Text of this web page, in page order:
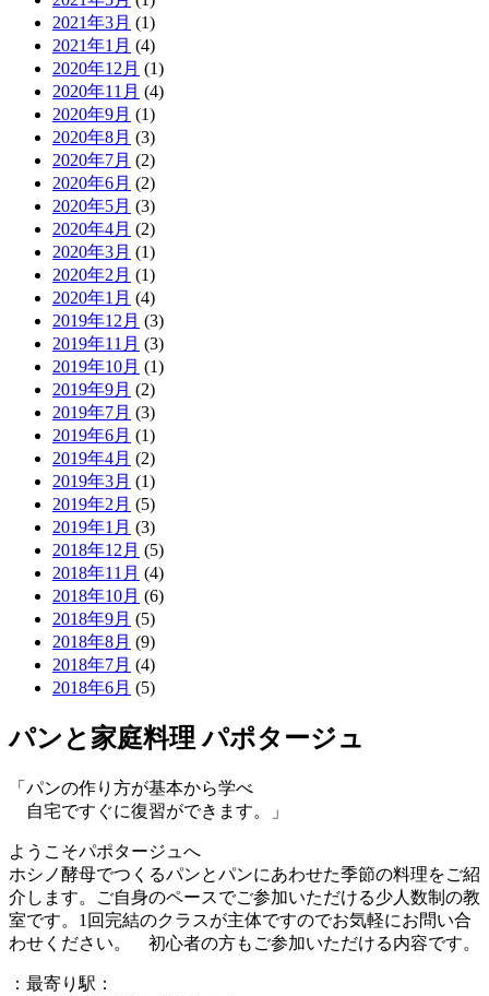
2021年3月 (1)
2021年1月 (4)
2020年12月 (1)
2020年11月 (4)
2020年9月 (1)
2020年8月 (3)
2020年7月 (2)
2020年6月 (2)
2020年5月 (3)
2020年4月 (2)
2020年3月 (1)
2020年2月 (1)
2020年1月 (4)
2019年12月 (3)
2019年11月 (3)
2019年10月 (1)
2019年9月 (2)
2019年7月 (3)
2019年6月 (1)
2019年4月 (2)
2019年3月 (1)
2019年2月 (5)
2019年1月 (3)
2018年12月 (5)
2018年11月 (4)
2018年10月 (6)
2018年9月 (5)
2018年8月 (9)
2018年7月 (4)
2018年6月 (5)
パンと家庭料理 パポタージュ
「パンの作り方が基本から学べ
自宅ですぐに復習ができます。」
ようこそパポタージュへ
ホシノ酵母でつくるパンとパンにあわせた季節の料理をご紹
介します。ご自身のペースでご参加いただける少人数制の教
室です。1回完結のクラスが主体ですのでお気軽にお問い合
わせください。 初心者の方もご参加いただける内容です。
：最寄り駅：